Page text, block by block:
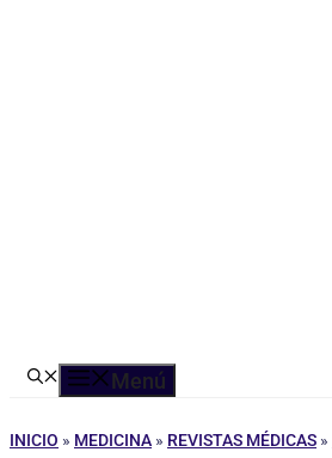
Menú
INICIO » MEDICINA » REVISTAS MÉDICAS »